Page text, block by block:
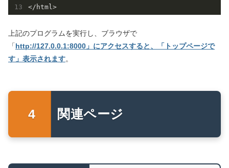
上記のプログラムを実行し、ブラウザで
「http://127.0.0.1:8000」にアクセスすると、「トップページで
す」表示されます。
関連ページ